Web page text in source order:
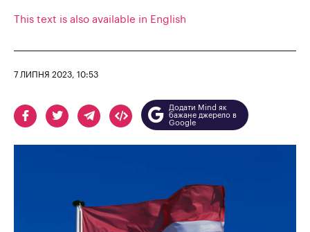
This text is also available in English
7 ЛИПНЯ 2023, 10:53
Додати Mind як
бажане джерело в
Google